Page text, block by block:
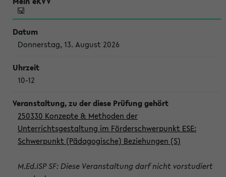
Donnerstag, 13. August 2026
10-12
250330 Konzepte & Methoden der
Unterrichtsgestaltung im Förderschwerpunkt ESE:
Schwerpunkt (Pädagogische) Beziehungen (S)
M.Ed.ISP SF: Diese Veranstaltung darf nicht vorstudiert